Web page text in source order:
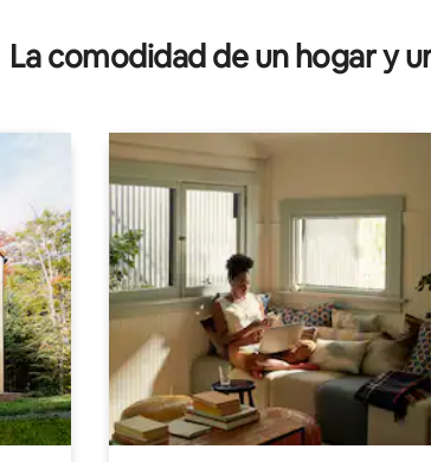
La comodidad de un hogar y